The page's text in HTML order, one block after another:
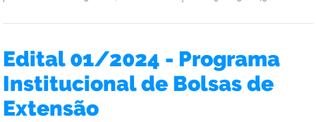
Edital 01/2024 - Programa
Institucional de Bolsas de
Extensão